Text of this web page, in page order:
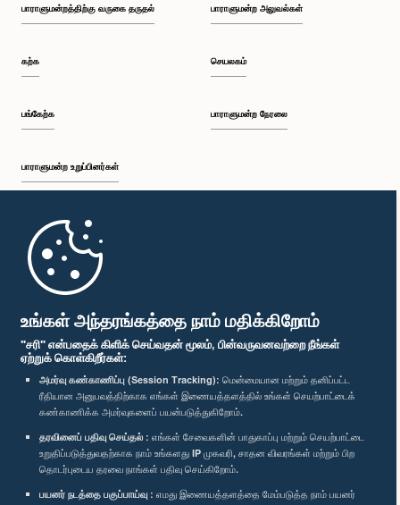
உங்கள் அந்தரங்கத்தை நாம் மதிக்கிறோம்
"சரி" என்பதைக் கிளிக் செய்வதன் மூலம், பின்வருவனவற்றை நீங்கள்
ஏற்றுக் கொள்கிறீர்கள்:
அமர்வு கண்காணிப்பு (Session Tracking): மென்மையான மற்றும் தனிப்பட்ட
ரீதியான அனுபவத்திற்காக எங்கள் இணையத்தளத்தில் உங்கள் செயற்பாட்டைக்
கண்காணிக்க அமர்வுகளைப் பயன்படுத்துகிறோம்.
தரவினைப் பதிவு செய்தல் : எங்கள் சேவைகளின் பாதுகாப்பு மற்றும் செயற்பாட்டை
உறுதிப்படுத்துவதற்காக நாம் உங்களது IP முகவரி, சாதன விவரங்கள் மற்றும் பிற
தொடர்புடைய தரவை நாங்கள் பதிவு செய்கிறோம்.
பயனர் நடத்தை பகுப்பாய்வு : எமது இணையத்தளத்தை மேம்படுத்த நாம் பயனர்
பாராளுமன்றத்திற்கு வருகை தருதல்
கற்க
பங்கேற்க
பாராளுமன்ற உறுப்பினர்கள்
முதற்பக்கம்
பாராளுமன்ற அலுவல்கள்
செயலகம்
பாராளுமன்ற நேரலை
பாராளுமன்ற கையடக்க செயலி
எம்மை பின்தொடர்க :
விருதுகள்